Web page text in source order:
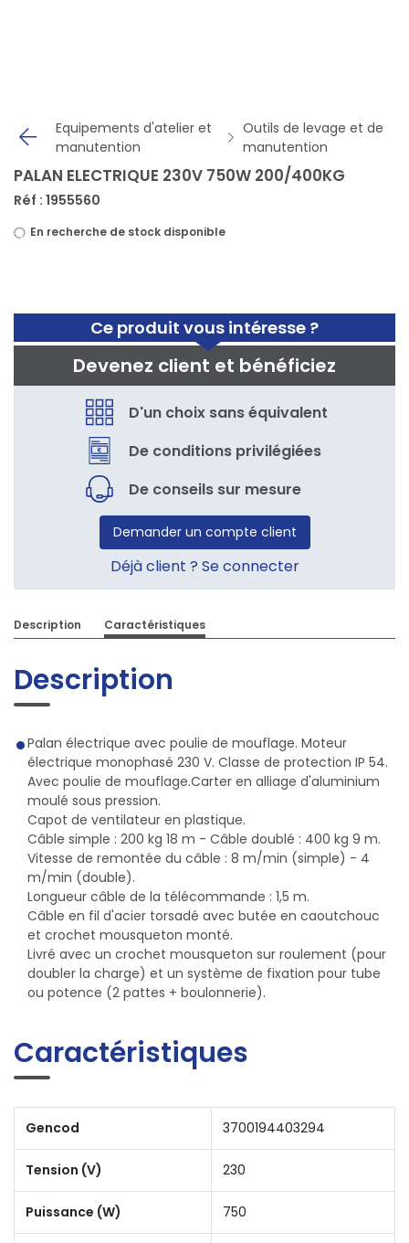
Equipements d'atelier et
manutention
Outils de levage et de
manutention
Ce produit vous intéresse ?
Devenez client et bénéficiez
D'un choix sans équivalent
De conditions privilégiées
De conseils sur mesure
Demander un compte client
Déjà client ? Se connecter
PALAN ELECTRIQUE 230V 750W 200/400KG
Réf : 1955560
En recherche de stock disponible
Description Caractéristiques
Description
Palan électrique avec poulie de mouflage. Moteur
électrique monophasé 230 V. Classe de protection IP 54.
Avec poulie de mouflage.Carter en alliage d'aluminium
moulé sous pression.
Capot de ventilateur en plastique.
Câble simple : 200 kg 18 m - Câble doublé : 400 kg 9 m.
Vitesse de remontée du câble : 8 m/min (simple) - 4
m/min (double).
Longueur câble de la télécommande : 1,5 m.
Câble en fil d'acier torsadé avec butée en caoutchouc
et crochet mousqueton monté.
Livré avec un crochet mousqueton sur roulement (pour
doubler la charge) et un système de fixation pour tube
ou potence (2 pattes + boulonnerie).
Caractéristiques
Gencod 3700194403294
Tension (V) 230
Puissance (W) 750